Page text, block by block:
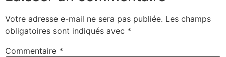
Votre adresse e-mail ne sera pas publiée. Les champs
obligatoires sont indiqués avec *
Commentaire *